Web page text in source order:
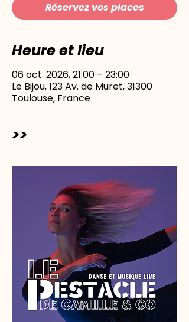
Réservez vos places
Heure et lieu
06 oct. 2026, 21:00 – 23:00
Le Bijou, 123 Av. de Muret, 31300
Toulouse, France
>>